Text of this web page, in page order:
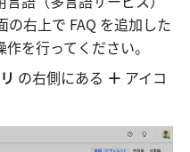
の右上で FAQ を追加した
を行ってください。
の右側にある ＋ アイコ